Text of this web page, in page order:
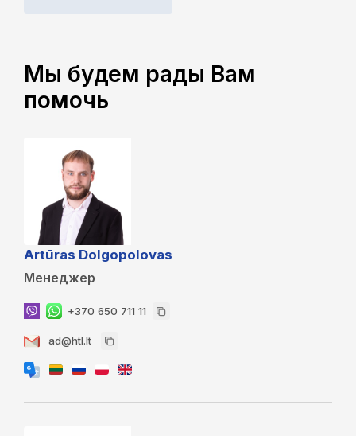
Мы будем рады Вам
помочь
Artūras Dolgopolovas
Менеджер
+370 650 711 11
ad@htl.lt